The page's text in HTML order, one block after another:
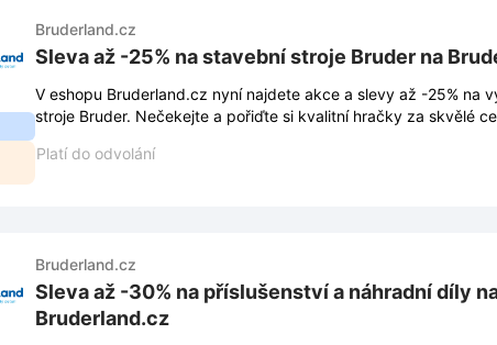
Bruderland.cz
Sleva až -25% na stavební stroje Bruder na
V eshopu Bruderland.cz nyní najdete akce a slevy až -25% na
stroje Bruder. Nečekejte a pořiďte si kvalitní hračky za skvělé
Platí do odvolání
Bruderland.cz
Sleva až -30% na příslušenství a náhradní díly
Bruderland.cz